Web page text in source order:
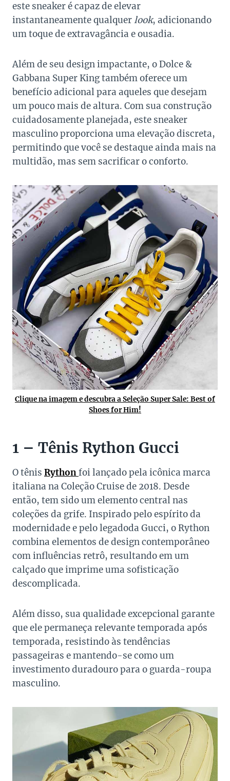
este sneaker é capaz de elevar
instantaneamente qualquerlook, adicionando
um toque de extravagância e ousadia.
Além de seu design impactante, o Dolce &
Gabbana Super King também oferece um
benefício adicional para aqueles que desejam
um pouco mais de altura. Com sua construção
cuidadosamente planejada, este sneaker
masculino proporciona uma elevação discreta,
permitindo que você se destaque ainda mais na
multidão, mas sem sacrificar o conforto.
Clique na imagem e descubra a Seleção Super Sale: Best of
Shoes for Him!
1 – Tênis Rython Gucci
O tênis Rythonfoi lançado pela icônica marca
italiana na Coleção Cruise de 2018. Desde
então, tem sido um elemento central nas
coleções da grife. Inspirado pelo espírito da
modernidade e pelo legadoda Gucci, o Rython
combina elementos de design contemporâneo
com influências retrô, resultando em um
calçado que imprime uma sofisticação
descomplicada.
Além disso, sua qualidade excepcional garante
que ele permaneça relevante temporada após
temporada, resistindo às tendências
passageiras e mantendo-se como um
investimento duradouro para o guarda-roupa
masculino.